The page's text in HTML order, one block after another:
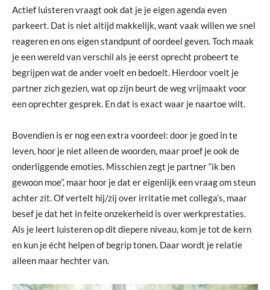
Actief luisteren vraagt ook dat je je eigen agenda even
parkeert. Dat is niet altijd makkelijk, want vaak willen we snel
reageren en ons eigen standpunt of oordeel geven. Toch maak
je een wereld van verschil als je eerst oprecht probeert te
begrijpen wat de ander voelt en bedoelt. Hierdoor voelt je
partner zich gezien, wat op zijn beurt de weg vrijmaakt voor
een oprechter gesprek. En dat is exact waar je naartoe wilt.
Bovendien is er nog een extra voordeel: door je goed in te
leven, hoor je niet alleen de woorden, maar proef je ook de
onderliggende emoties. Misschien zegt je partner “ik ben
gewoon moe”, maar hoor je dat er eigenlijk een vraag om steun
achter zit. Of vertelt hij/zij over irritatie met collega’s, maar
besef je dat het in feite onzekerheid is over werkprestaties.
Als je leert luisteren op dit diepere niveau, kom je tot de kern
en kun je écht helpen of begrip tonen. Daar wordt je relatie
alleen maar hechter van.